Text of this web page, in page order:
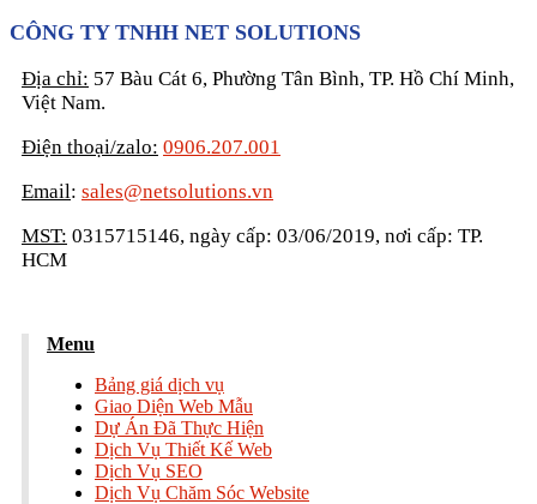
CÔNG TY TNHH NET SOLUTIONS
Địa chỉ: 57 Bàu Cát 6, Phường Tân Bình, TP. Hồ Chí Minh,
Việt Nam.
Điện thoại/zalo: 0906.207.001
Email: sales@netsolutions.vn
MST: 0315715146, ngày cấp: 03/06/2019, nơi cấp: TP.
HCM
Menu
Bảng giá dịch vụ
Giao Diện Web Mẫu
Dự Án Đã Thực Hiện
Dịch Vụ Thiết Kế Web
Dịch Vụ SEO
Dịch Vụ Chăm Sóc Website